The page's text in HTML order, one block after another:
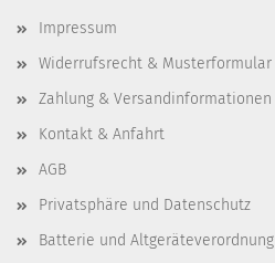
Impressum
Widerrufsrecht & Musterformular
Zahlung & Versandinformationen
Kontakt & Anfahrt
AGB
Privatsphäre und Datenschutz
Batterie und Altgeräteverordnung